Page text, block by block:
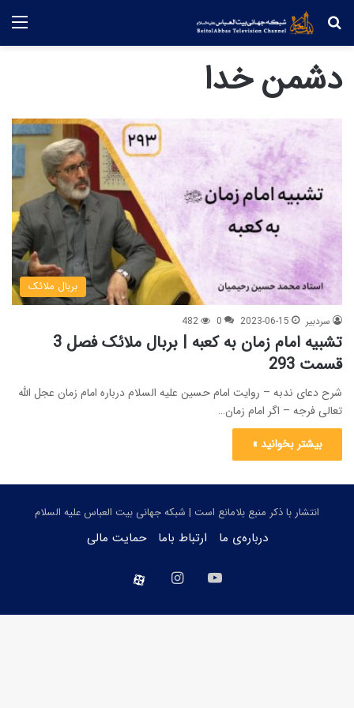
جستجو
دشمن خدا
بربال ملائک
سردبیر 2023-06-15
0
482
تشبیه امام زمان به کعبه | بربال ملائک فصل 3
قسمت 293
شرح دعای ندبه – روایت امام حسین علیه السلام درباره امام زمان عجل الله
تعالی فرجه – اگر امام زمان…
بیشتر بخوانید »
انتشار با ذکر منبع بلامانع است | شبکه جهانی بیت العباس علیه السلام
درباره‌ی ما ارتباط باما حمایت مالی
یوتیوب اینستاگرام